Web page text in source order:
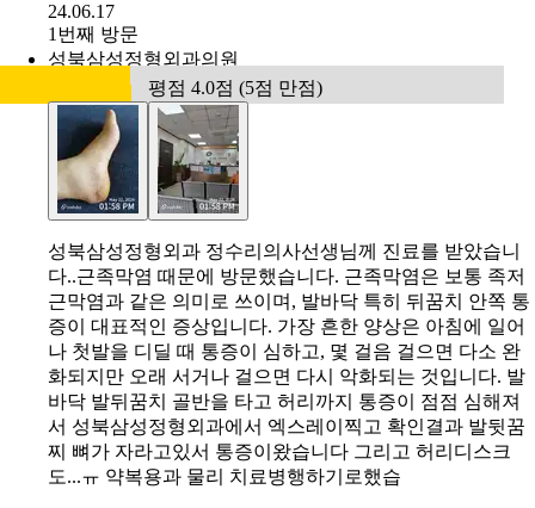
24.06.17
1번째 방문
성북삼성정형외과의원
평점 4.0점 (5점 만점)
성북삼성정형외과 정수리의사선생님께 진료를 받았습니
다..근족막염 때문에 방문했습니다. 근족막염은 보통 족저
근막염과 같은 의미로 쓰이며, 발바닥 특히 뒤꿈치 안쪽 통
증이 대표적인 증상입니다. 가장 흔한 양상은 아침에 일어
나 첫발을 디딜 때 통증이 심하고, 몇 걸음 걸으면 다소 완
화되지만 오래 서거나 걸으면 다시 악화되는 것입니다. 발
바닥 발뒤꿈치 골반을 타고 허리까지 통증이 점점 심해져
서 성북삼성정형외과에서 엑스레이찍고 확인결과 발뒷꿈
찌 뼈가 자라고있서 통증이왔습니다 그리고 허리디스크
도...ㅠ 약복용과 물리 치료병행하기로했습